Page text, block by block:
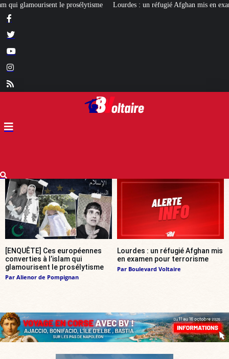
Lourdes : un réfugié Afghan mis en examen pour terrorisme Les calvaires
[ENQUÊTE] Ces européennes
converties à l’islam qui
glamourisent le prosélytisme
Par Alienor de Pompignan
Lourdes : un réfugié Afghan mis
en examen pour terrorisme
Par Boulevard Voltaire